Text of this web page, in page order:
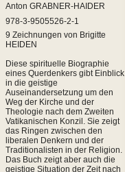
Anton GRABNER-HAIDER
978-3-9505526-2-1
9 Zeichnungen von Brigitte
HEIDEN
Diese spirituelle Biographie
eines Querdenkers gibt Einblick
in die geistige
Auseinandersetzung um den
Weg der Kirche und der
Theologie nach dem Zweiten
Vatikanischen Konzil. Sie zeigt
das Ringen zwischen den
liberalen Denkern und der
Traditionalisten in der Religion.
Das Buch zeigt aber auch die
geistige Situation der Zeit nach